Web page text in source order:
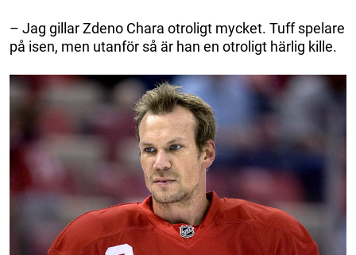
– Jag gillar Zdeno Chara otroligt mycket. Tuff spelare
på isen, men utanför så är han en otroligt härlig kille.